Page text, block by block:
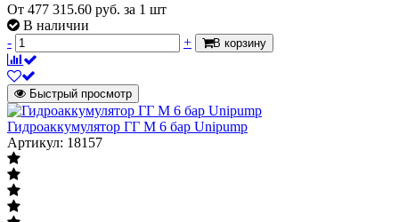
От 477 315.60 руб. за 1 шт
В наличии
-
+ В корзину
Быстрый просмотр
Гидроаккумулятор ГГ М 6 бар Unipump
Артикул: 18157